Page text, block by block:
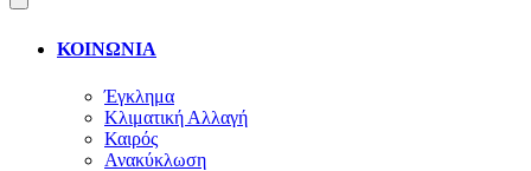
ΚΟΙΝΩΝΙΑ
Έγκλημα
Κλιματική Αλλαγή
Καιρός
Ανακύκλωση